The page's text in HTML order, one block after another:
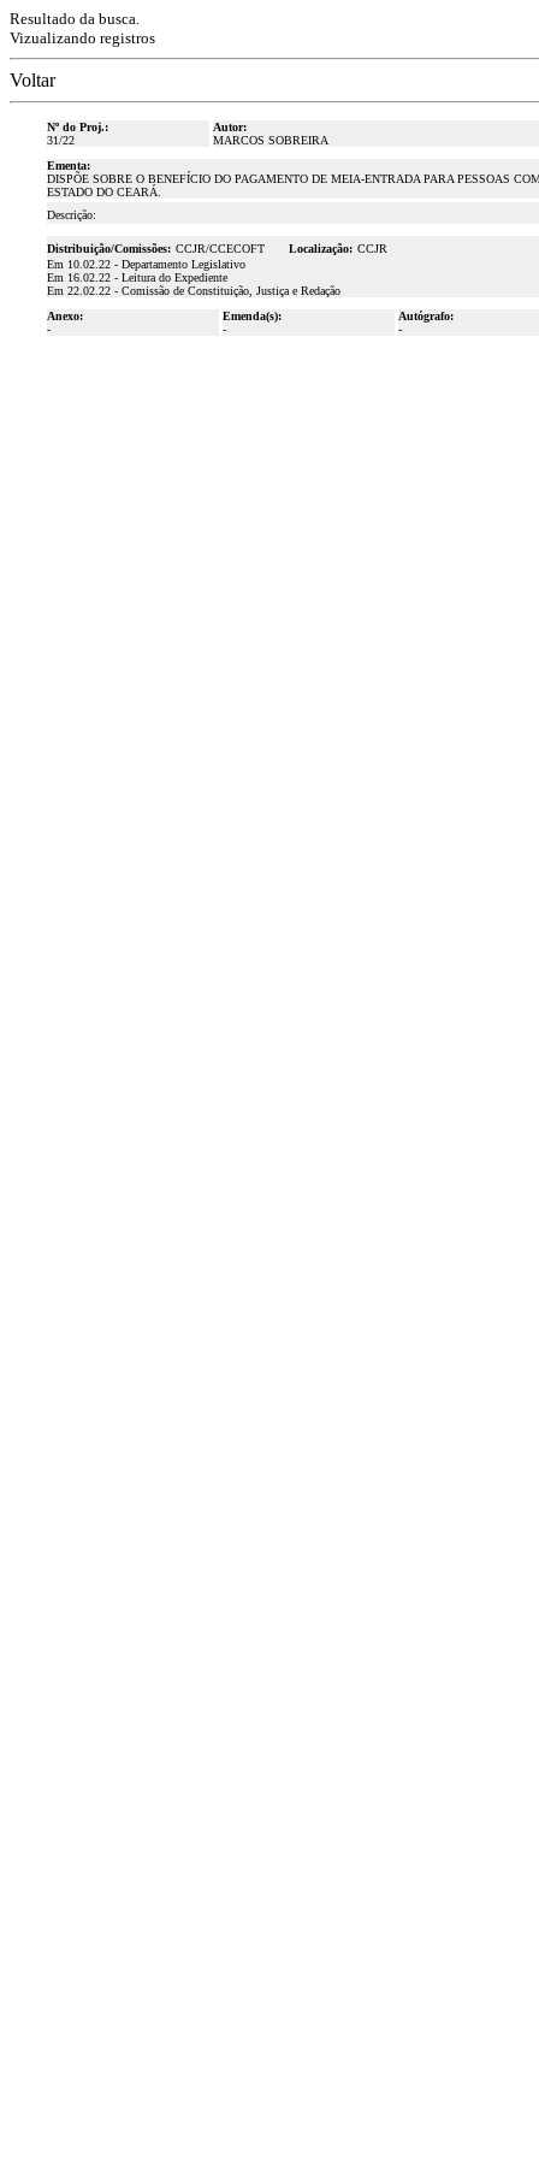
Resultado da busca.
Vizualizando registros
Voltar
Nº do Proj.:
31/22
Autor:
MARCOS SOBREIRA
Ementa:
DISPÕE SOBRE O BENEFÍCIO DO PAGAMENTO DE MEIA-ENTRADA PARA PESSOAS
ESTADO DO CEARÁ.
Descrição:
Distribuição/Comissões: CCJR/CCECOFT Localização: CCJR
Em 10.02.22 - Departamento Legislativo
Em 16.02.22 - Leitura do Expediente
Em 22.02.22 - Comissão de Constituição, Justiça e Redação
Anexo:
-
Emenda(s):
-
Autógrafo:
-